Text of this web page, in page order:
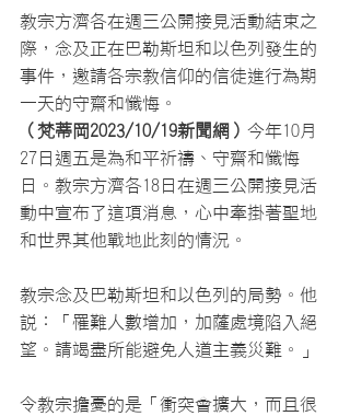
教宗方濟各在週三公開接見活動結束之
際，念及正在巴勒斯坦和以色列發生的
事件，邀請各宗教信仰的信徒進行為期
一天的守齋和懺悔。
（梵蒂岡2023/10/19新聞網） 今年10月
27日週五是為和平祈禱、守齋和懺悔
日。教宗方濟各18日在週三公開接見活
動中宣布了這項消息，心中牽掛著聖地
和世界其他戰地此刻的情況。
教宗念及巴勒斯坦和以色列的局勢。他
說：「罹難人數增加，加薩處境陷入絕
望。請竭盡所能避免人道主義災難。」
令教宗擔憂的是「衝突會擴大，而且很